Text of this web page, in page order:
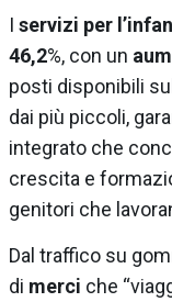
I servizi per
46,2%, con un
posti disponibili
dai più piccoli,
integrato che
crescita e
genitori che
Dal traffico su
di merci che